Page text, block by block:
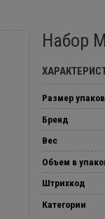
Набор
Размер
Бренд
Вес
Объем в
Штрихкод
Категории